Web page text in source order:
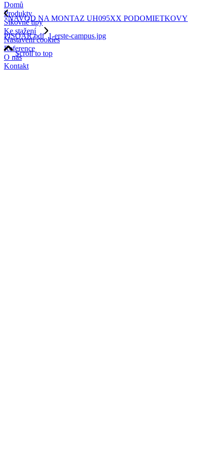
Domů
Produkty
Šikovné tipy
Ke stažení
Nastavení cookies
Reference
O nás
Kontakt
NAVOD NA MONTAZ UH095XX PODOMIETKOVY
PISOAR.pdf 1-erste-campus.jpg
Scroll to top